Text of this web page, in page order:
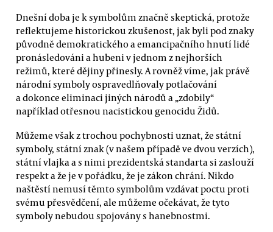
Dnešní doba je k symbolům značně skeptická, protože
reflektujeme historickou zkušenost, jak byli pod znaky
původně demokratického a emancipačního hnutí lidé
pronásledováni a hubeni v jednom z nejhorších
režimů, které dějiny přinesly. A rovněž víme, jak právě
národní symboly ospravedlňovaly potlačování
a dokonce eliminaci jiných národů a „zdobily“
například otřesnou nacistickou genocidu Židů.
Můžeme však z trochou pochybnosti uznat, že státní
symboly, státní znak (v našem případě ve dvou verzích),
státní vlajka a s nimi prezidentská standarta si zaslouží
respekt a že je v pořádku, že je zákon chrání. Nikdo
naštěstí nemusí těmto symbolům vzdávat poctu proti
svému přesvědčení, ale můžeme očekávat, že tyto
symboly nebudou spojovány s hanebnostmi.